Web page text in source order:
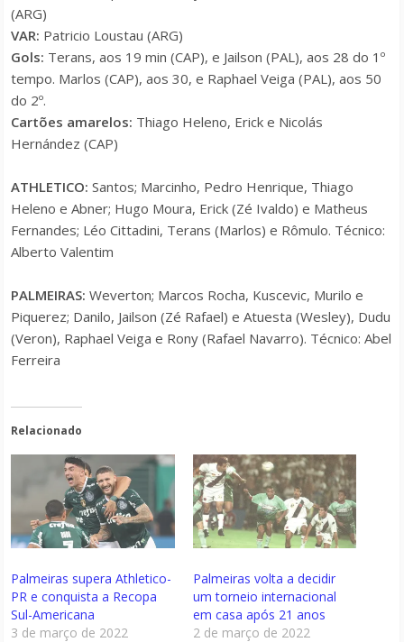
(ARG)
VAR: Patricio Loustau (ARG)
Gols: Terans, aos 19 min (CAP), e Jailson (PAL), aos 28 do 1º
tempo. Marlos (CAP), aos 30, e Raphael Veiga (PAL), aos 50
do 2º.
Cartões amarelos: Thiago Heleno, Erick e Nicolás
Hernández (CAP)
ATHLETICO: Santos; Marcinho, Pedro Henrique, Thiago
Heleno e Abner; Hugo Moura, Erick (Zé Ivaldo) e Matheus
Fernandes; Léo Cittadini, Terans (Marlos) e Rômulo. Técnico:
Alberto Valentim
PALMEIRAS: Weverton; Marcos Rocha, Kuscevic, Murilo e
Piquerez; Danilo, Jailson (Zé Rafael) e Atuesta (Wesley), Dudu
(Veron), Raphael Veiga e Rony (Rafael Navarro). Técnico: Abel
Ferreira
Relacionado
Palmeiras supera Athletico-
PR e conquista a Recopa
Sul-Americana
3 de março de 2022
Palmeiras volta a decidir
um torneio internacional
em casa após 21 anos
2 de março de 2022